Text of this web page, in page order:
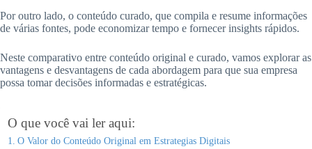
Por outro lado, o conteúdo curado, que compila e resume informações
de várias fontes, pode economizar tempo e fornecer insights rápidos.
Neste comparativo entre conteúdo original e curado, vamos explorar as
vantagens e desvantagens de cada abordagem para que sua empresa
possa tomar decisões informadas e estratégicas.
O que você vai ler aqui:
O Valor do Conteúdo Original em Estrategias Digitais